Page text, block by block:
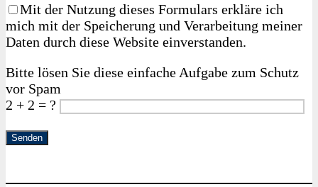
Mit der Nutzung dieses Formulars erkläre ich
mich mit der Speicherung und Verarbeitung meiner
Daten durch diese Website einverstanden.
Bitte lösen Sie diese einfache Aufgabe zum Schutz
vor Spam
2 + 2 = ?